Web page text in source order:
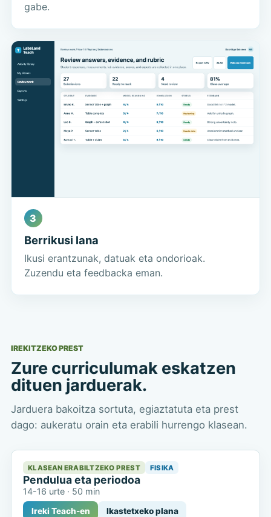
gabe.
3
Berrikusi lana
Ikusi erantzunak, datuak eta ondorioak.
Zuzendu eta feedbacka eman.
IREKITZEKO PREST
Zure curriculumak eskatzen
dituen jarduerak.
Jarduera bakoitza sortuta, egiaztatuta eta prest
dago: aukeratu orain eta erabili hurrengo klasean.
KLASEAN ERABILTZEKO PREST FISIKA
Pendulua eta periodoa
14-16 urte · 50 min
Ireki Teach-en Ikastetxeko plana